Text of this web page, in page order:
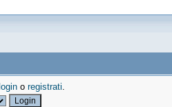
login o registrati.